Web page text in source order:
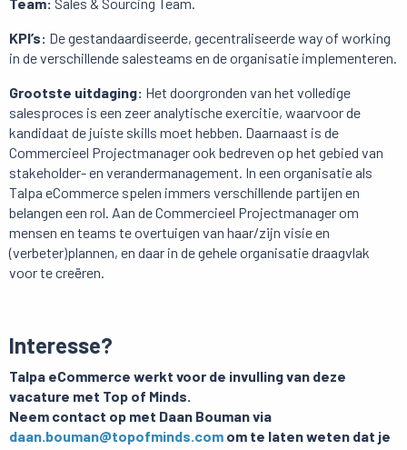
KPI’s: De gestandaardiseerde, gecentraliseerde way of working
in de verschillende salesteams en de organisatie implementeren.
Grootste uitdaging: Het doorgronden van het volledige
salesproces is een zeer analytische exercitie, waarvoor de
kandidaat de juiste skills moet hebben. Daarnaast is de
Commercieel Projectmanager ook bedreven op het gebied van
stakeholder- en verandermanagement. In een organisatie als
Talpa eCommerce spelen immers verschillende partijen en
belangen een rol. Aan de Commercieel Projectmanager om
mensen en teams te overtuigen van haar/zijn visie en
(verbeter)plannen, en daar in de gehele organisatie draagvlak
voor te creëren.
Interesse?
Talpa eCommerce werkt voor de invulling van deze
vacature met Top of Minds.
Neem contact op met Daan Bouman via
daan.bouman@topofminds.com om te laten weten dat je